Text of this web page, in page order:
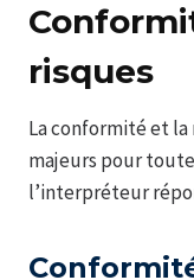
risques
La conformité et la
majeurs pour
l’interpréteur